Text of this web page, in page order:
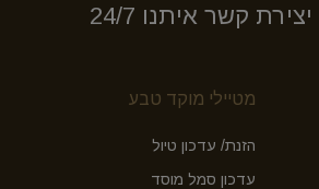
יצירת קשר איתנו 24/7
מטיילי מוקד טבע
הזנת/ עדכון טיול
עדכון סמל מוסד